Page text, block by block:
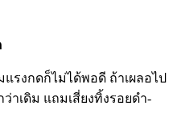
รงกดก็ไม่ได้พอดี ถ้าเผลอไป
าเดิม แถมเสี่ยงทิ้งรอยดำ-